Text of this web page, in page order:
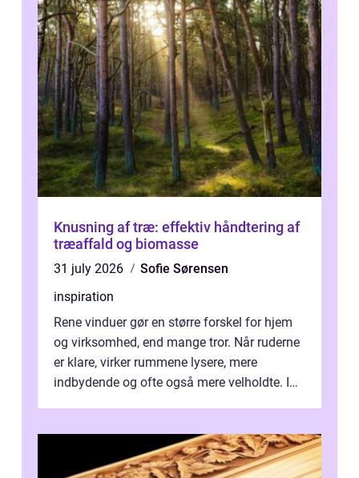
Knusning af træ: effektiv håndtering af
træaffald og biomasse
31 july 2026
Sofie Sørensen
inspiration
Rene vinduer gør en større forskel for hjem
og virksomhed, end mange tror. Når ruderne
er klare, virker rummene lysere, mere
indbydende og ofte også mere velholdte. I